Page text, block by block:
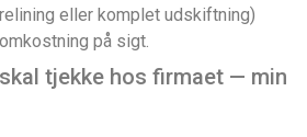
eller komplet udskiftning)
på sigt.
tjekke hos firmaet — min